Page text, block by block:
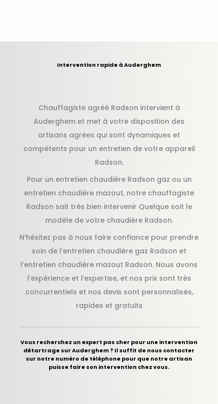
Intervention rapide à Auderghem
Chauffagiste agréé Radson intervient à
Auderghem et met à votre disposition des
artisans agrées qui sont dynamiques et
compétents pour un entretien de votre appareil
Radson.
Pour un entretien chaudière Radson gaz ou un
entretien chaudière mazout, notre chauffagiste
Radson sait très bien intervenir Quelque soit le
modèle de votre chaudière Radson.
N’hésitez pas à nous faire confiance pour prendre
soin de l’entretien chaudière gaz Radson et
l’entretien chaudière mazout Radson. Nous avons
l’expérience et l’expertise, et nos prix sont très
concurrentiels et nos devis sont personnalisés,
rapides et gratuits
Vous recherchez un expert pas cher pour une intervention
détartrage sur Auderghem ? Il suffit de nous contacter
sur notre numéro de téléphone pour que notre artisan
puisse faire son intervention chez vous.